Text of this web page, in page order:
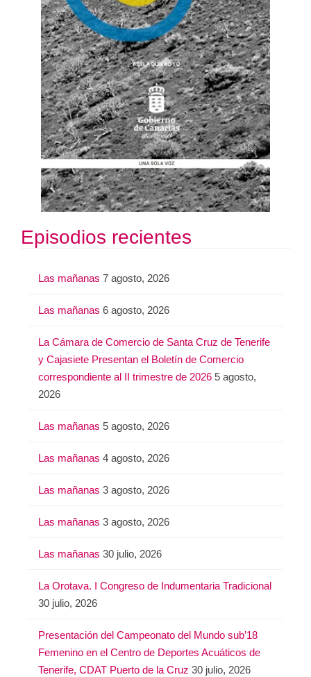
Episodios recientes
Las mañanas 7 agosto, 2026
Las mañanas 6 agosto, 2026
La Cámara de Comercio de Santa Cruz de Tenerife
y Cajasiete Presentan el Boletín de Comercio
correspondiente al II trimestre de 2026 5 agosto,
2026
Las mañanas 5 agosto, 2026
Las mañanas 4 agosto, 2026
Las mañanas 3 agosto, 2026
Las mañanas 3 agosto, 2026
Las mañanas 30 julio, 2026
La Orotava. I Congreso de Indumentaria Tradicional
30 julio, 2026
Presentación del Campeonato del Mundo sub’18
Femenino en el Centro de Deportes Acuáticos de
Tenerife, CDAT Puerto de la Cruz 30 julio, 2026